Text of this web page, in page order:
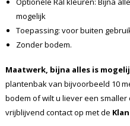
mogelijk
Toepassing: voor buiten
Zonder bodem.
Maatwerk, bijna alles is
plantenbak van bijvoorbeeld 10
bodem of wilt u liever een
vrijblijvend contact op met de